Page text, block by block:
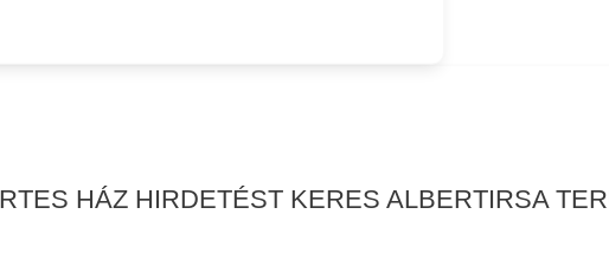
HÁZ HIRDETÉST KERES ALBERTIRSA